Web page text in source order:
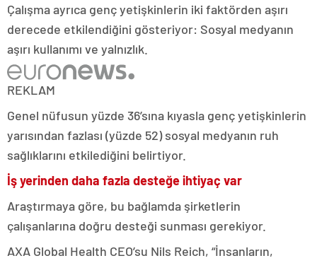
Çalışma ayrıca genç yetişkinlerin iki faktörden aşırı
derecede etkilendiğini gösteriyor: Sosyal medyanın
aşırı kullanımı ve yalnızlık.
REKLAM
Genel nüfusun yüzde 36’sına kıyasla genç yetişkinlerin
yarısından fazlası (yüzde 52) sosyal medyanın ruh
sağlıklarını etkilediğini belirtiyor.
İş yerinden daha fazla desteğe ihtiyaç var
Araştırmaya göre, bu bağlamda şirketlerin
çalışanlarına doğru desteği sunması gerekiyor.
AXA Global Health CEO’su Nils Reich, “İnsanların,